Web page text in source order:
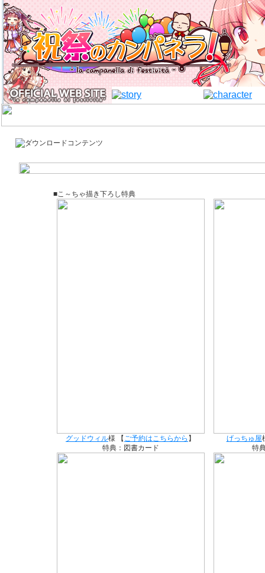
■こ～ちゃ描き下ろし特典
グッドウィル様 【 ご予約はこちらから 】
特典：図書カード
げっちゅ屋
特